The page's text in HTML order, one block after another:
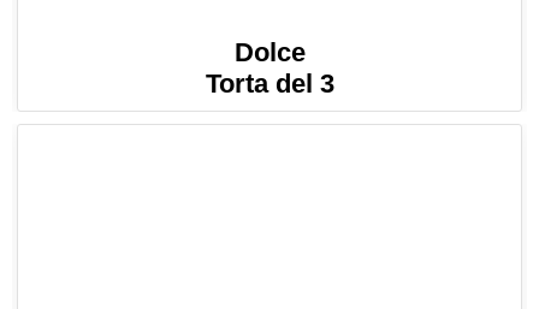
Dolce
Torta del 3